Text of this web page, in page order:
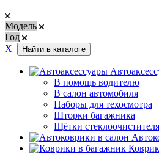
Модель
Год
Х
Найти в каталоге
В помощь водителю
В салон автомобиля
Наборы для техосмотра
Шторки багажника
Щётки стеклоочистителя